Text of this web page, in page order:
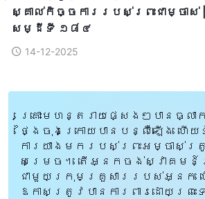
ស្គាល់កិច្ចការរបស់ព្រះជាម្ចា
សម្ដីទី ១៨៤
14-12-2025
គ្រោះមហន្តរាយផ្សេងៗបានធ្លាក់
ថ្ងៃចុងក្រោយបានបន្លឺឡើង ហើយទំ
ការយាងមករបស់ព្រះអម្ចាស់ត្
សម្រេច។ តើអ្នកចង់ស្វាគមន៍
ជាមួយក្រុមគ្រួសាររបស់អ្នក ហ
ឱកាសត្រូវបានការពារដោយព្រះទ